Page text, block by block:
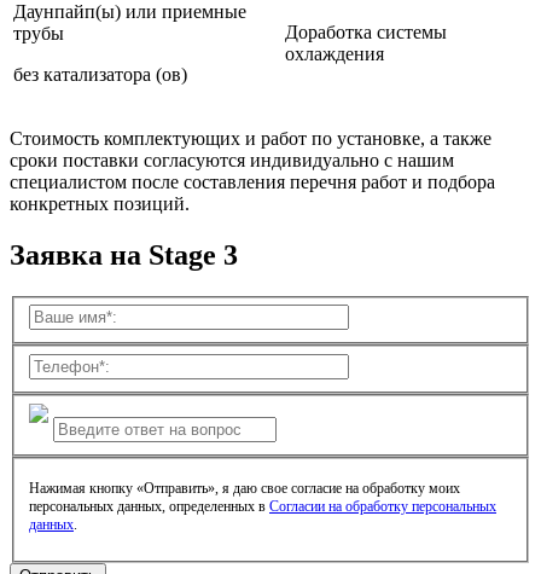
Даунпайп(ы) или приемные
трубы
без катализатора (ов)
Доработка системы
охлаждения
Стоимость комплектующих и работ по установке, а также
сроки поставки согласуются индивидуально с нашим
специалистом после составления перечня работ и подбора
конкретных позиций.
Заявка на Stage 3
Нажимая кнопку «Отправить», я даю свое согласие на обработку моих
персональных данных, определенных в Согласии на обработку персональных
данных.